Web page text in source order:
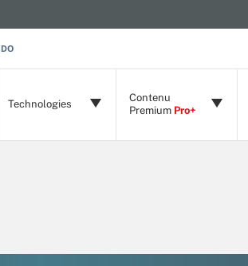
Technologies
Contenu
Premium Pro+